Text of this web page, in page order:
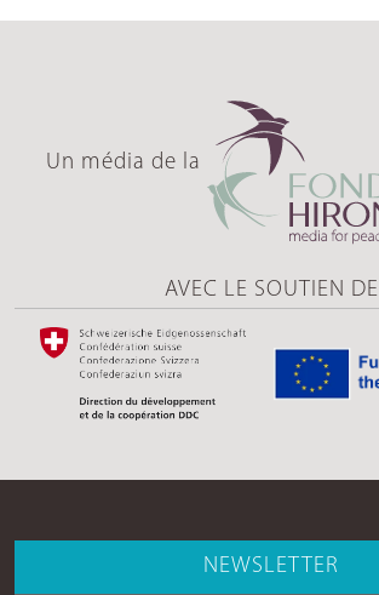
Un média de la
AVEC LE SOUTIEN DE
NEWSLETTER